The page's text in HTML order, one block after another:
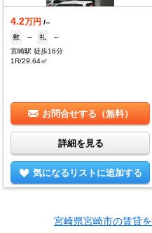
4.2万円 /--
敷
-- 礼
--
宮崎駅 徒歩16分
1R/29.64㎡
お問合せする（無料）
詳細を見る
気になるリストに追加する
宮崎県宮崎市の賃貸